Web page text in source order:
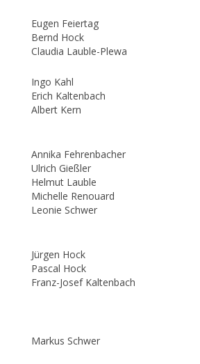
Eugen Feiertag
Bernd Hock
Claudia Lauble-Plewa
Ingo Kahl
Erich Kaltenbach
Albert Kern
Annika Fehrenbacher
Ulrich Gießler
Helmut Lauble
Michelle Renouard
Leonie Schwer
Jürgen Hock
Pascal Hock
Franz-Josef Kaltenbach
Markus Schwer